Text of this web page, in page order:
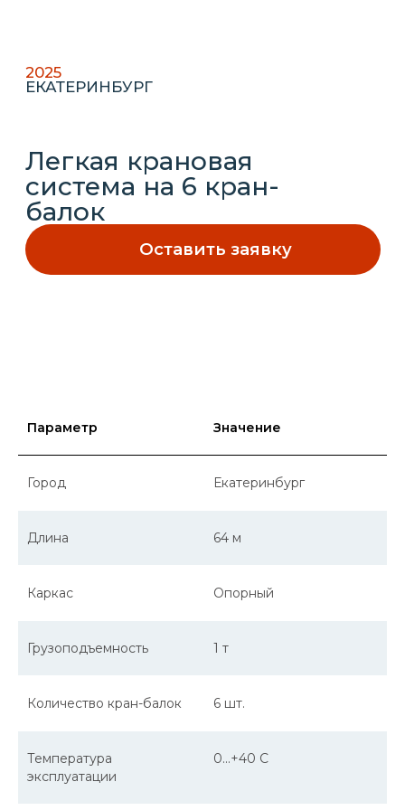
Параметр Значение
Город Екатеринбург
Длина 64 м
Каркас Опорный
Грузоподъемность 1 т
Количество кран-балок 6 шт.
Температура
эксплуатации
0...+40 C
Оставить заявку
Оставьте свои данные и мы свяжемся